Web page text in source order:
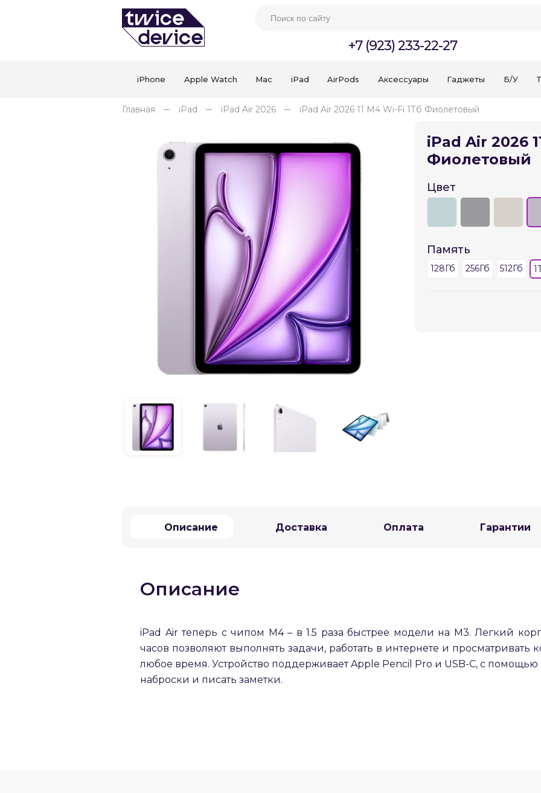
+7 (923) 233-22-27
iPhone Apple Watch Mac iPad AirPods Аксессуары Гаджеты Б/У
Главная iPad iPad Air 2026 iPad Air 2026 11 M4 Wi-Fi 1Тб Фиолетовый
iPad Air 2026
Фиолетовый
Цвет
Память
128Гб 256Гб 512Гб
Описание Доставка Оплата Гарантии
Описание
iPad Air теперь с чипом M4 – в 1.5 раза быстрее модели на M3. Легкий
часов позволяют выполнять задачи, работать в интернете и просматривать
любое время. Устройство поддерживает Apple Pencil Pro и USB-C, с помощью
наброски и писать заметки.
Для клиентов всех банков
Разбейте
оплату
на частибез переплат
График платежей
Сегодня
25%
Оплачивайте сегодня только
Подробнееоб оплате Плайтом